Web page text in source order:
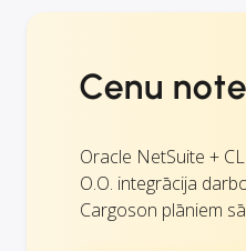
Cenu
Oracle NetSuite +
O.O. integrācija
Cargoson plāniem